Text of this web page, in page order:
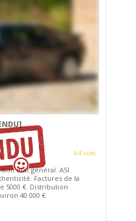
64 vues
état général. ASI.
Factures de la
5000 €. Distribution
40 000 €